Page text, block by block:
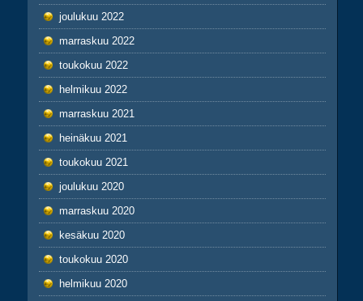
joulukuu 2022
marraskuu 2022
toukokuu 2022
helmikuu 2022
marraskuu 2021
heinäkuu 2021
toukokuu 2021
joulukuu 2020
marraskuu 2020
kesäkuu 2020
toukokuu 2020
helmikuu 2020